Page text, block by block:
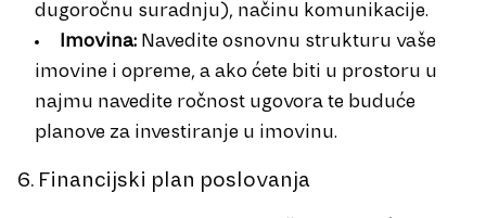
dugoročnu suradnju), načinu komunikacije.
Imovina: Navedite osnovnu strukturu vaše
imovine i opreme, a ako ćete biti u prostoru u
najmu navedite ročnost ugovora te buduće
planove za investiranje u imovinu.
6. Financijski plan poslovanja